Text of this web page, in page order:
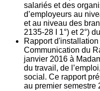
salariés et des
d’employeurs au
et au niveau des
2135‐28 I 1°) et 2°)
Rapport d'installation
Communication du
janvier 2016 à
du travail, de
social. Ce rapport
au premier semestre